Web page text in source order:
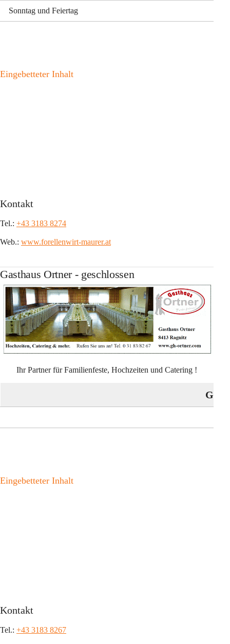
Sonntag und Feiertag
Eingebetteter Inhalt
Kontakt
Tel.: +43 3183 8274
Web.: www.forellenwirt-maurer.at
Gasthaus Ortner - geschlossen
Ihr Partner für Familienfeste, Hochzeiten und Catering !
Eingebetteter Inhalt
Kontakt
Tel.: +43 3183 8267